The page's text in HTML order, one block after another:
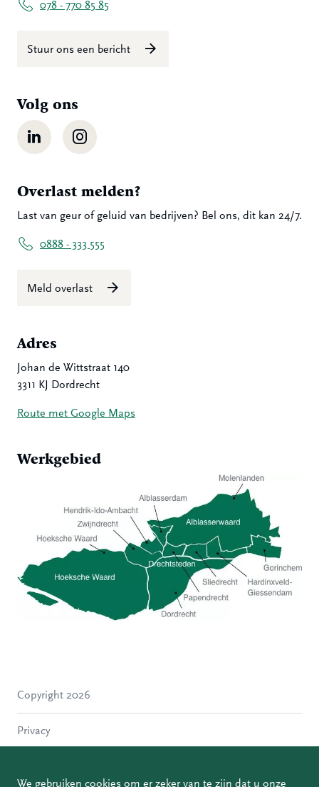
We gebruiken cookies om er zeker van te zijn dat u onze
078 - 770 85 85
Stuur ons een bericht
Volg ons
LinkedIn Instagram
Overlast melden?
Last van geur of geluid van bedrijven? Bel ons, dit kan 24/7.
0888 - 333 555
Meld overlast
Adres
Johan de Wittstraat 140
3311 KJ Dordrecht
Route met Google Maps
Werkgebied
Molenlanden
Papendrecht
Copyright 2026
Privacy